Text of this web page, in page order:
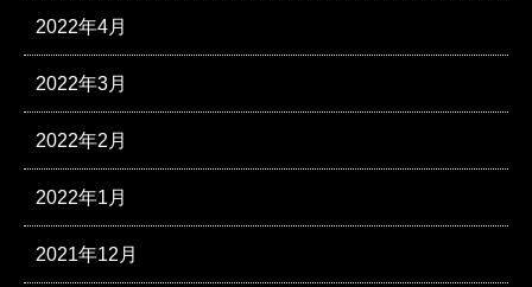
2022年4月
2022年3月
2022年2月
2022年1月
2021年12月